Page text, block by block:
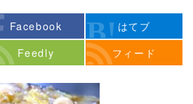
Facebook
はてブ
Feedly フィード